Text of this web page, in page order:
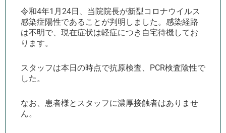
令和4年1 月 24日、当院院長が新型コロナウイルス
感染症陽性であることが判明しました。感染経路
は不明で、現在症状は軽症につき自宅待機してお
ります。
スタッフは本日の時点で抗原検査、PCR検査陰性で
した。
なお、患者様とスタッフに濃厚接触者はありませ
ん。